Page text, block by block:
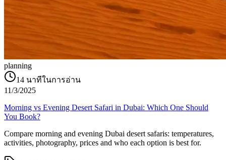
planning
14 นาทีในการอ่าน
11/3/2025
Morning vs Evening Desert Safari in Dubai: Which One Should
You Book?
Compare morning and evening Dubai desert safaris: temperatures,
activities, photography, prices and who each option is best for.